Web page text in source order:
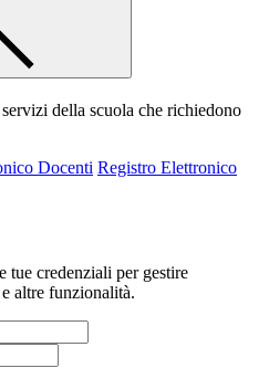
della scuola che richiedono
Docenti Registro Elettronico
tue credenziali per gestire
altre funzionalità.